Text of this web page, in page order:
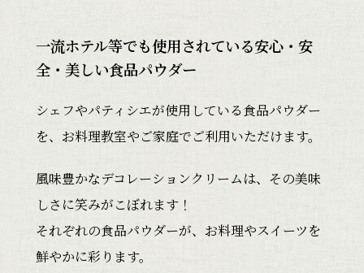
一流ホテル等でも使用されている安心・安
全・美しい食品パウダー
シェフやパティシエが使用している食品パウダー
を、お料理教室やご家庭でご利用いただけます。
風味豊かなデコレーションクリームは、その美味
しさに笑みがこぼれます！
それぞれの食品パウダーが、お料理やスイーツを
鮮やかに彩ります。